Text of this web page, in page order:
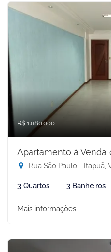
R$ 1.080.000
Apartamento à Venda
Rua São Paulo - Itapuã,
3 Quartos 3 Banheiros
Mais informações